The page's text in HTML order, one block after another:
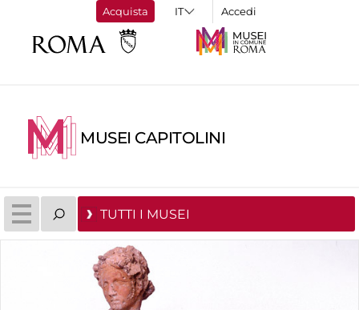
Acquista Accedi
MUSEI CAPITOLINI
TUTTI I MUSEI